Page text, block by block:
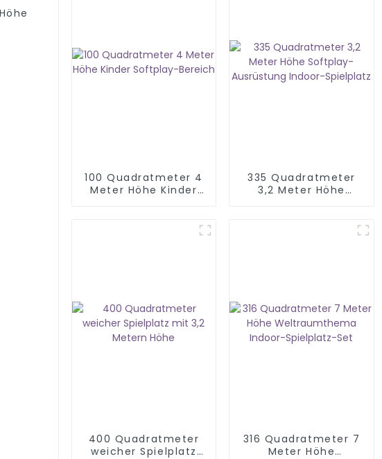
100 Quadratmeter 4
Meter Höhe Kinder
335 Quadratmeter
3,2 Meter Höhe
400 Quadratmeter
weicher Spielplatz
316 Quadratmeter 7
Meter Höhe